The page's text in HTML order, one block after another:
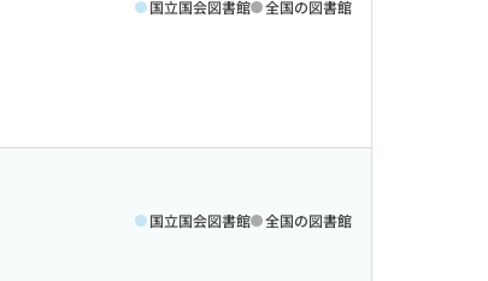
国立国会図書館 全国の図書館
国立国会図書館 全国の図書館